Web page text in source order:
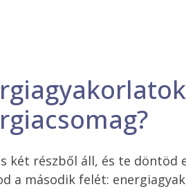
két részből áll, és te döntöd
a második felét: